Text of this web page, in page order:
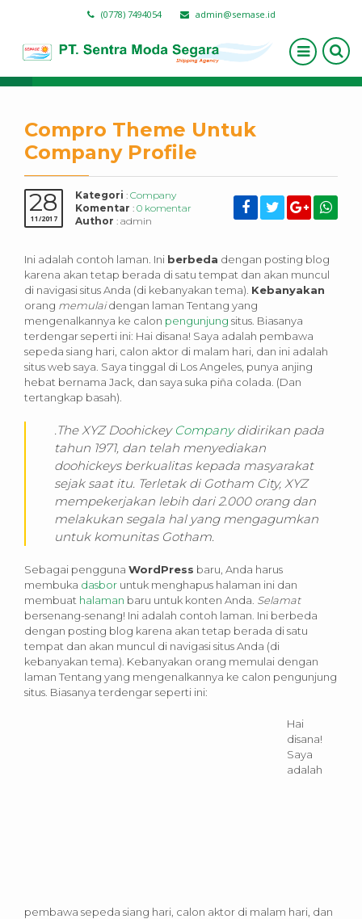
(0778) 7494054 admin@semase.id
Compro Theme Untuk
Company Profile
28
11/2017
Kategori : Company
Komentar : 0 komentar
Author : admin
Ini adalah contoh laman. Ini berbeda dengan posting blog
karena akan tetap berada di satu tempat dan akan muncul
di navigasi situs Anda (di kebanyakan tema). Kebanyakan
orang memulaidengan laman Tentang yang
mengenalkannya ke calon pengunjung situs. Biasanya
terdengar seperti ini: Hai disana! Saya adalah pembawa
sepeda siang hari, calon aktor di malam hari, dan ini adalah
situs web saya. Saya tinggal di Los Angeles, punya anjing
hebat bernama Jack, dan saya suka piña colada. (Dan
tertangkap basah).
.The XYZ Doohickey Companydidirikan pada
tahun 1971, dan telah menyediakan
doohickeys berkualitas kepada masyarakat
sejak saat itu. Terletak di Gotham City, XYZ
mempekerjakan lebih dari 2.000 orang dan
melakukan segala hal yang mengagumkan
untuk komunitas Gotham.
Sebagai pengguna WordPress baru, Anda harus
membuka dasbor untuk menghapus halaman ini dan
membuat halaman baru untuk konten Anda. Selamat
bersenang-senang! Ini adalah contoh laman. Ini berbeda
dengan posting blog karena akan tetap berada di satu
tempat dan akan muncul di navigasi situs Anda (di
kebanyakan tema). Kebanyakan orang memulai dengan
laman Tentang yang mengenalkannya ke calon pengunjung
situs. Biasanya terdengar seperti ini:
Hai
disana!
Saya
adalah
pembawa sepeda siang hari, calon aktor di malam hari, dan